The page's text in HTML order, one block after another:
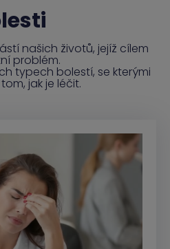
našich životů, jejíž cílem
problém.
typech bolestí, se kterými
jak je léčit.